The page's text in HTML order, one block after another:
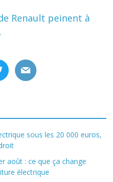
Renault peinent à
mail
sous les 20 000 euros,
août : ce que ça change
électrique